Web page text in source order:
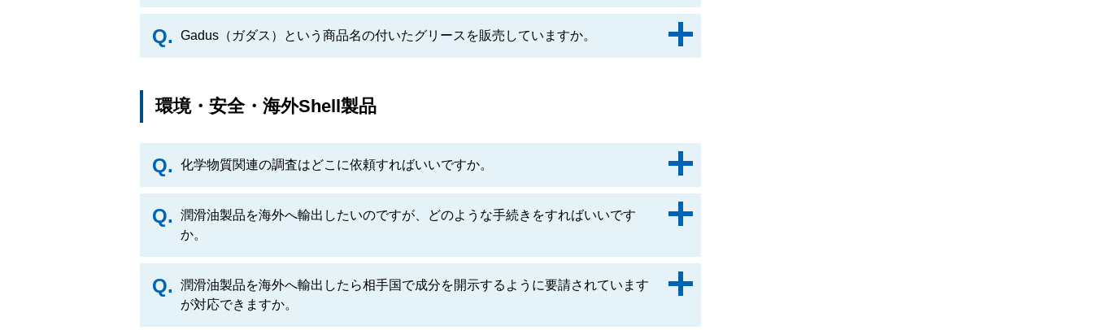
Gadus（ガダス）という商品名の付いたグリースを販売していますか。
環境・安全・海外Shell製品
化学物質関連の調査はどこに依頼すればいいですか。
潤滑油製品を海外へ輸出したいのですが、どのような手続きをすればいいです
か。
潤滑油製品を海外へ輸出したら相手国で成分を開示するように要請されています
が対応できますか。